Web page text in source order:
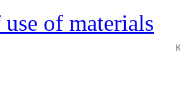
of materials